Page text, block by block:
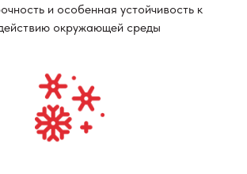
и особенная устойчивость к
окружающей среды